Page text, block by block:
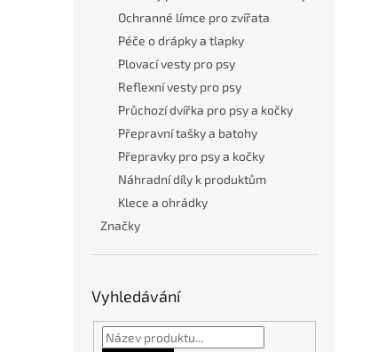
Ochranné límce pro zvířata
Péče o drápky a tlapky
Plovací vesty pro psy
Reflexní vesty pro psy
Průchozí dvířka pro psy a kočky
Přepravní tašky a batohy
Přepravky pro psy a kočky
Náhradní díly k produktům
Klece a ohrádky
Značky
Vyhledávání